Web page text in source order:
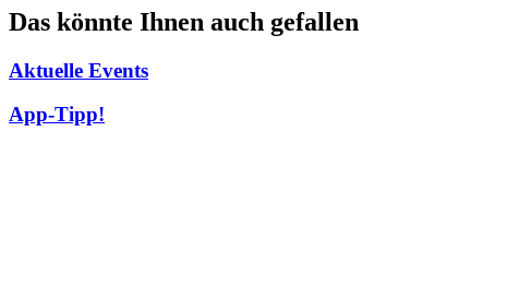
Das könnte Ihnen auch gefallen
Aktuelle Events
App-Tipp!